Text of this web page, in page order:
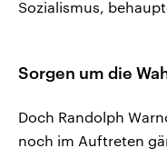
Sozialismus,
Sorgen um die
Doch Randolph
noch im Auftreten